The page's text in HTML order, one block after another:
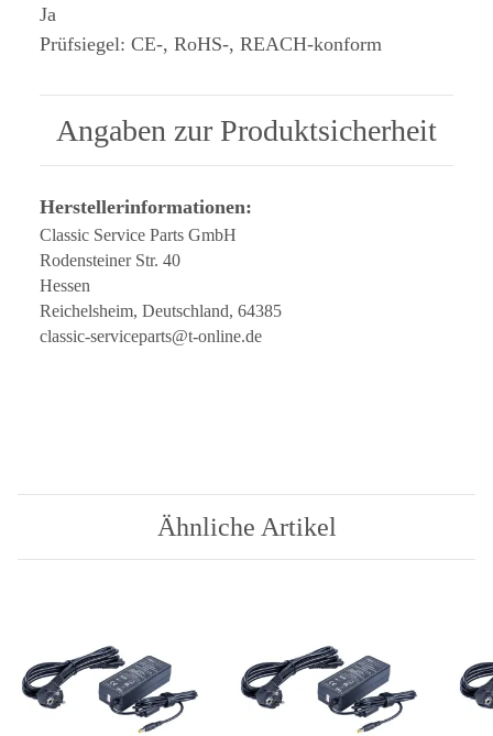
Ja
Prüfsiegel: CE-, RoHS-, REACH-konform
Angaben zur Produktsicherheit
Herstellerinformationen:
Classic Service Parts GmbH
Rodensteiner Str. 40
Hessen
Reichelsheim, Deutschland, 64385
classic-serviceparts@t-online.de
Ähnliche Artikel